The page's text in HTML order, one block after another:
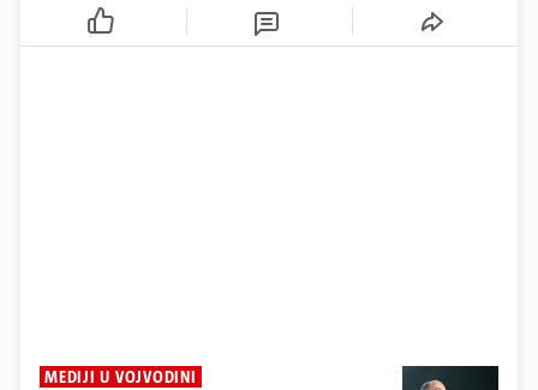
MEDIJI U VOJVODINI